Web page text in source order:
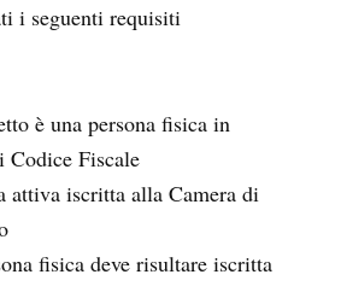
i seguenti requisiti
è una persona fisica in
Codice Fiscale
attiva iscritta alla Camera di
fisica deve risultare iscritta